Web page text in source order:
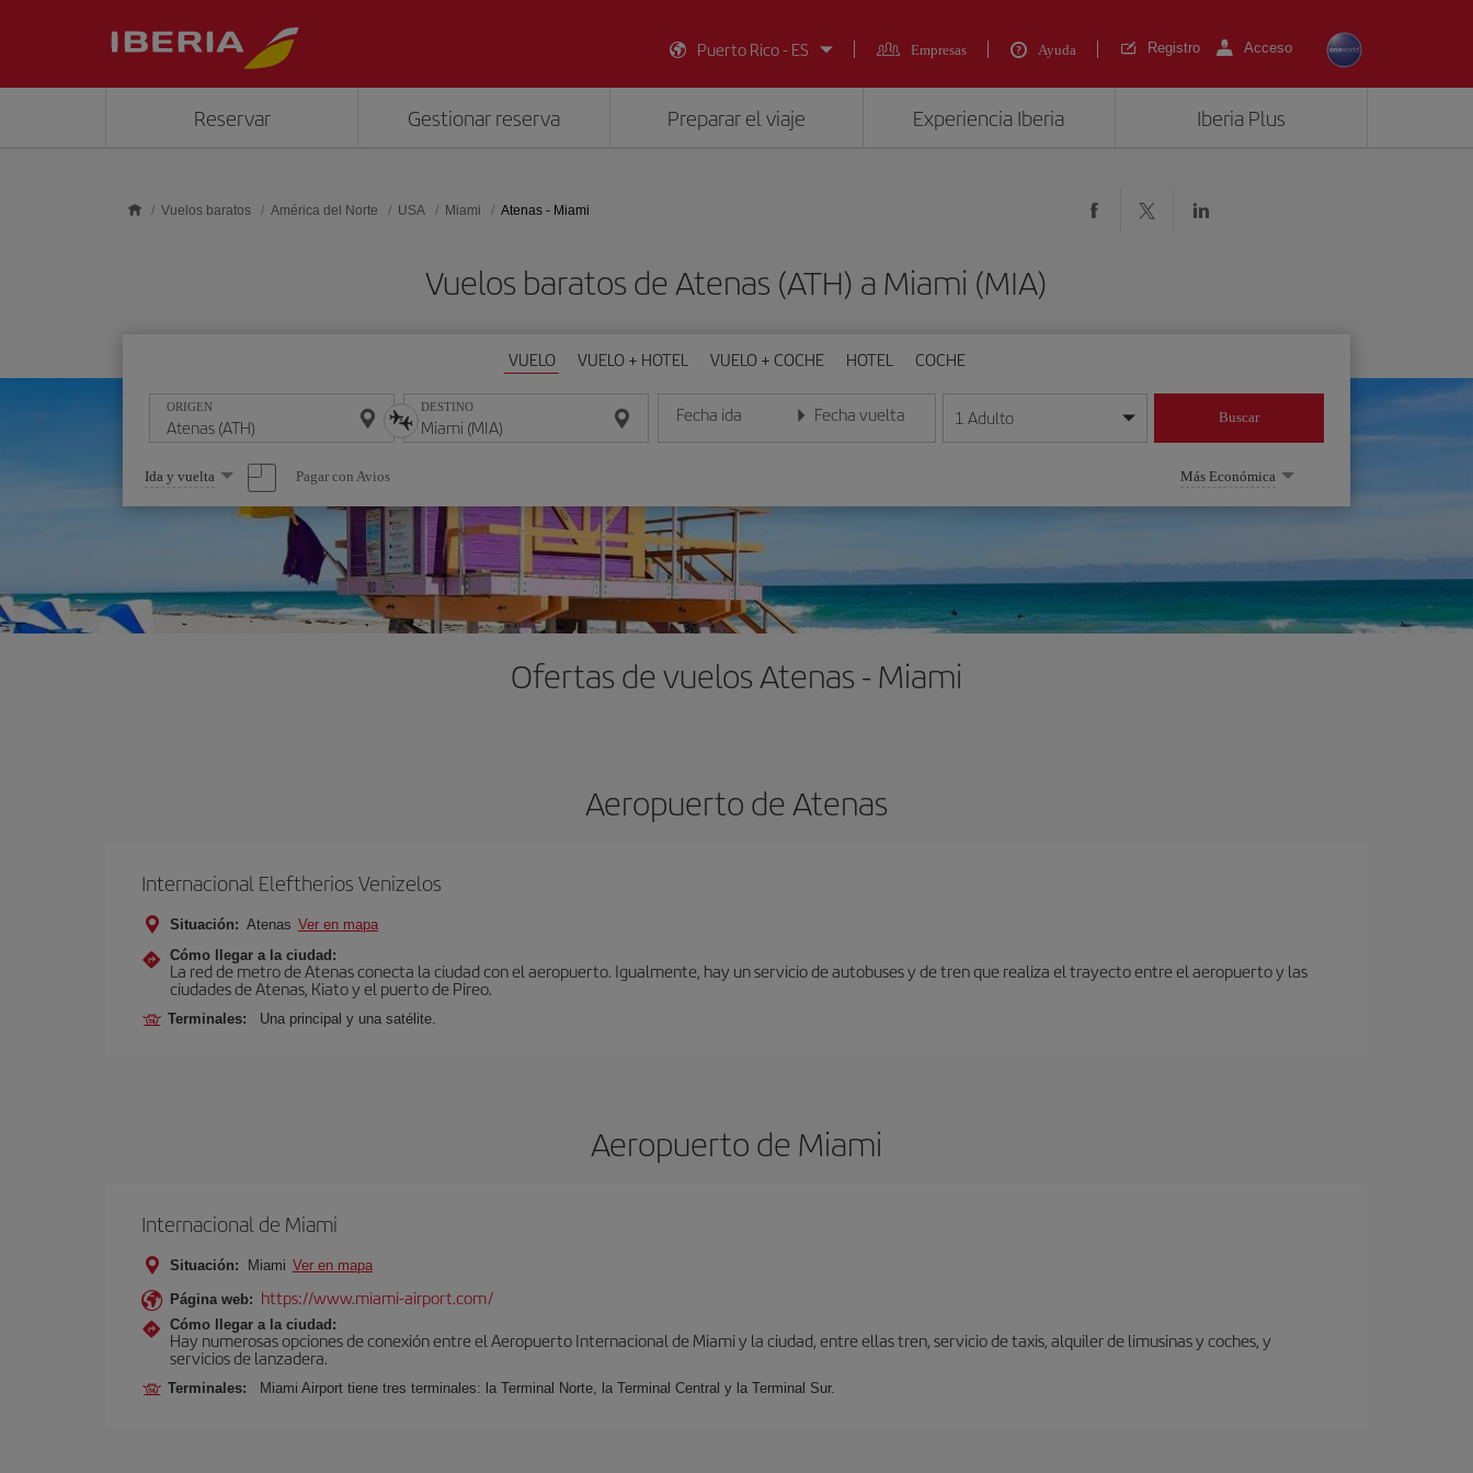
Puerto Rico - ES
Empresas Ayuda Registro Acceso
Reservar Gestionar reserva Preparar el viaje Experiencia Iberia Iberia Plus
Vuelos baratos América del Norte USA Miami Atenas - Miami
Vuelos baratos de Atenas (ATH) a Miami (MIA)
VUELO VUELO + HOTEL VUELO + COCHE HOTEL COCHE
ORIGEN DESTINO Fecha ida
Introduce la fecha en formato día/mes/año
Fecha vuelta
Introduce la fecha en formato día/mes/año
1 Adulto Buscar
Seleccione
una
opción
Ida y vuelta Pagar con Avios Más Económica
Ofertas de vuelos Atenas - Miami
Aeropuerto de Atenas
Internacional Eleftherios Venizelos
Situación: Atenas Ver en mapa
Cómo llegar a la ciudad:
La red de metro de Atenas conecta la ciudad con el aeropuerto. Igualmente, hay un servicio de autobuses y de tren que realiza el trayecto entre el aeropuerto y las
ciudades de Atenas, Kiato y el puerto de Pireo.
Terminales: Una principal y una satélite.
Aeropuerto de Miami
Internacional de Miami
Situación: Miami Ver en mapa
Página web: https://www.miami-airport.com/
Cómo llegar a la ciudad:
Hay numerosas opciones de conexión entre el Aeropuerto Internacional de Miami y la ciudad, entre ellas tren, servicio de taxis, alquiler de limusinas y coches, y
servicios de lanzadera.
Terminales: Miami Airport tiene tres terminales: la Terminal Norte, la Terminal Central y la Terminal Sur.